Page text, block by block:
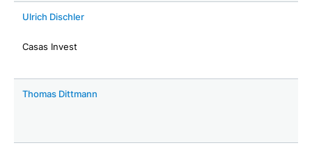
Ulrich Dischler
Casas Invest
Thomas Dittmann